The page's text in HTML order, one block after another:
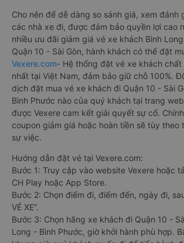
Cho nên để dễ dàng so sánh giá, xem đánh
các nhà xe đi, được đảm bảo quyền lợi cao
nhiều ưu đãi giảm giá vé xe khách Bình
Quận 10 - Sài Gòn, hành khách có thể đặt
Vexere.com- Hệ thống đặt vé xe khách
nhất tại Việt Nam, đảm bảo giữ chỗ 100%.
dịch đặt mua vé xe khách đi Quận 10 - Sài
Bình Phước nào của quý khách tại trang web
được Vexere cam kết giải quyết sự cố.
coupon giảm giá hoặc hoàn tiền sẽ tùy theo
sự việc.
Hướng dẫn đặt vé tại Vexere.com:
Bước 1: Truy cập vào website Vexere hoặc
CH Play hoặc App Store.
Bước 2: Chọn điểm đi, điểm đến, ngày đi,
VÉ XE”.
Bước 3: Chọn hãng xe khách đi Quận 10 -
Long - Bình Phước, giờ khởi hành phù hợp.